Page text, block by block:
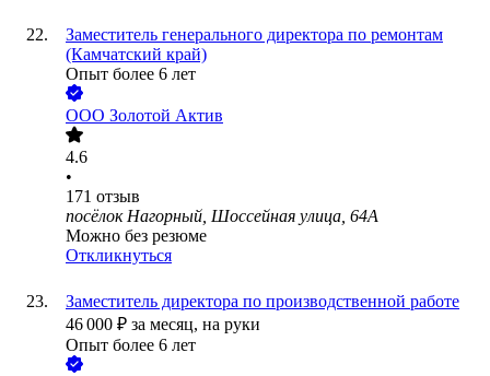
Заместитель генерального директора по ремонтам
(Камчатский край)
Опыт более 6 лет
ООО Золотой Актив
4.6
•
171 отзыв
посёлок Нагорный, Шоссейная улица, 64А
Можно без резюме
Откликнуться
Заместитель директора по производственной работе
46 000 ₽ за месяц, на руки
Опыт более 6 лет